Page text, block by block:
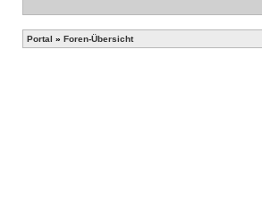
Portal » Foren-Übersicht